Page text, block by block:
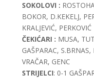
SOKOLOVI :
BOKOR, D.KEKELJ,
KRALJEVIĆ, PERKOVIĆ
ČEKIĆARI : MUSA,
GAŠPARAC,
VRAČAR, GENC
STRIJELCI: 0-1